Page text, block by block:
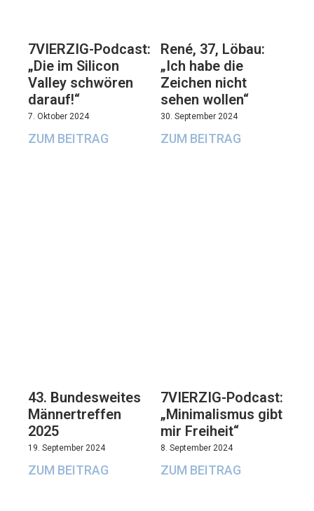
7VIERZIG-Podcast:
„Die im Silicon
Valley schwören
darauf!“
7. Oktober 2024
ZUM BEITRAG
René, 37, Löbau:
„Ich habe die
Zeichen nicht
sehen wollen“
30. September 2024
ZUM BEITRAG
43. Bundesweites
Männertreffen
2025
19. September 2024
ZUM BEITRAG
7VIERZIG-Podcast:
„Minimalismus gibt
mir Freiheit“
8. September 2024
ZUM BEITRAG